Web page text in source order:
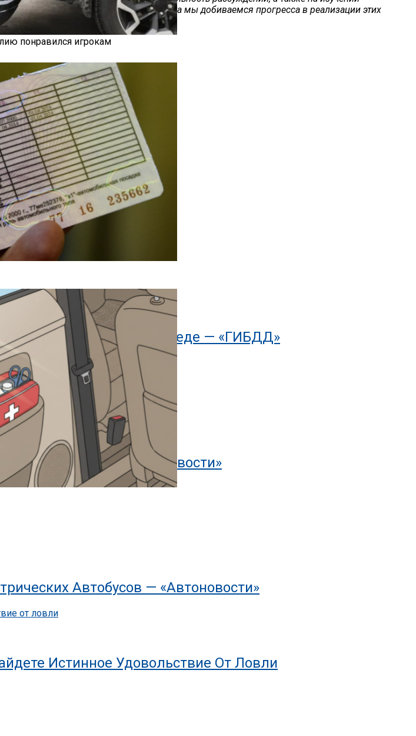
Спор После ДТП Без ГАИ — «ГИБДД»
Следите за обновлениями, пока мы добиваемся прогресса в реализации этих
понравился игрокам
— «Автоновости»
Мальчика На Велосипеде — «ГИБДД»
В Июне — «Автоновости»
Автобусов — «Автоновости»
Истинное Удовольствие От Ловли